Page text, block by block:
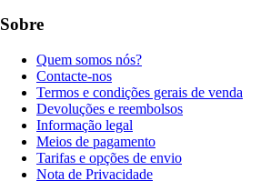
Sobre
Quem somos nós?
Contacte-nos
Termos e condições gerais de venda
Devoluções e reembolsos
Informação legal
Meios de pagamento
Tarifas e opções de envio
Nota de Privacidade